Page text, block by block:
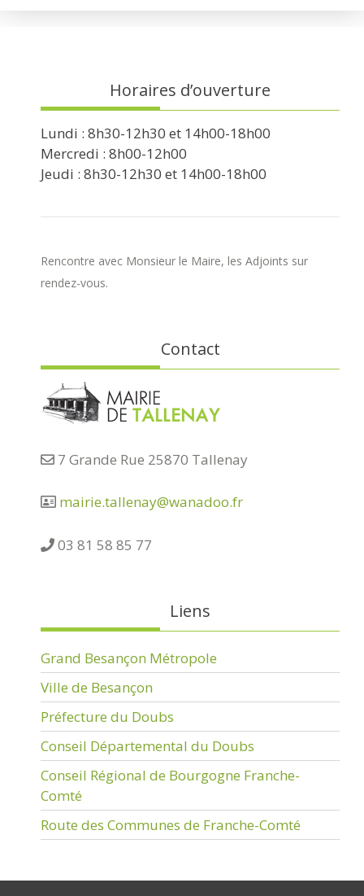
Horaires d’ouverture
Lundi : 8h30-12h30 et 14h00-18h00
Mercredi : 8h00-12h00
Jeudi : 8h30-12h30 et 14h00-18h00
Rencontre avec Monsieur le Maire, les Adjoints sur
rendez-vous.
Contact
7 Grande Rue 25870 Tallenay
mairie.tallenay@wanadoo.fr
03 81 58 85 77
Liens
Grand Besançon Métropole
Ville de Besançon
Préfecture du Doubs
Conseil Départemental du Doubs
Conseil Régional de Bourgogne Franche-
Comté
Route des Communes de Franche-Comté